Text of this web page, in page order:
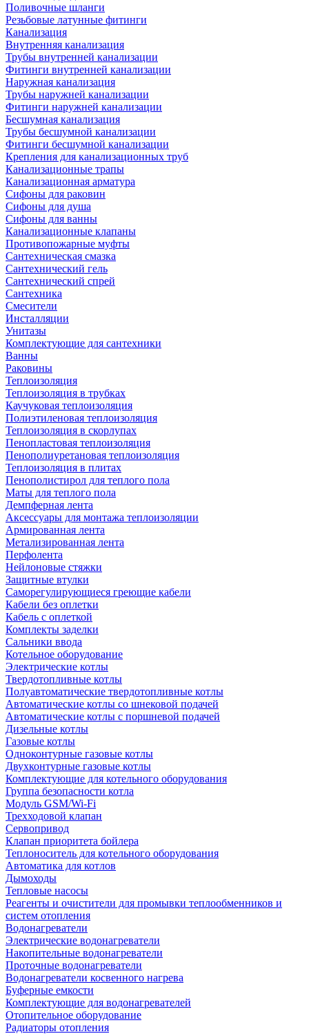
Поливочные шланги
Резьбовые латунные фитинги
Канализация
Внутренняя канализация
Трубы внутренней канализации
Фитинги внутренней канализации
Наружная канализация
Трубы наружней канализации
Фитинги наружней канализации
Бесшумная канализация
Трубы бесшумной канализации
Фитинги бесшумной канализации
Крепления для канализационных труб
Канализационные трапы
Канализационная арматура
Сифоны для раковин
Сифоны для душа
Сифоны для ванны
Канализационные клапаны
Противопожарные муфты
Сантехническая смазка
Сантехнический гель
Сантехнический спрей
Сантехника
Смесители
Инсталляции
Унитазы
Комплектующие для сантехники
Ванны
Раковины
Теплоизоляция
Теплоизоляция в трубках
Каучуковая теплоизоляция
Полиэтиленовая теплоизоляция
Теплоизоляция в скорлупах
Пенопластовая теплоизоляция
Пенополиуретановая теплоизоляция
Теплоизоляция в плитах
Пенополистирол для теплого пола
Маты для теплого пола
Демпферная лента
Аксессуары для монтажа теплоизоляции
Армированная лента
Метализированная лента
Перфолента
Нейлоновые стяжки
Защитные втулки
Саморегулирующиеся греющие кабели
Кабели без оплетки
Кабель с оплеткой
Комплекты заделки
Сальники ввода
Котельное оборудование
Электрические котлы
Твердотопливные котлы
Полуавтоматические твердотопливные котлы
Автоматические котлы со шнековой подачей
Автоматические котлы с поршневой подачей
Дизельные котлы
Газовые котлы
Одноконтурные газовые котлы
Двухконтурные газовые котлы
Комплектующие для котельного оборудования
Группа безопасности котла
Модуль GSM/Wi-Fi
Трехходовой клапан
Сервопривод
Клапан приоритета бойлера
Теплоноситель для котельного оборудования
Автоматика для котлов
Дымоходы
Тепловые насосы
Реагенты и очистители для промывки теплообменников и
систем отопления
Водонагреватели
Электрические водонагреватели
Накопительные водонагреватели
Проточные водонагреватели
Водонагреватели косвенного нагрева
Буферные емкости
Комплектующие для водонагревателей
Отопительное оборудование
Радиаторы отопления